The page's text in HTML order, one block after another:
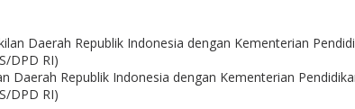
Republik Indonesia dengan Kementerian
DPD RI)